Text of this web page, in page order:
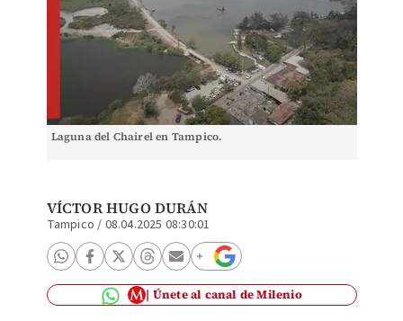
Laguna del Chairel en Tampico.
VÍCTOR HUGO DURÁN
Tampico / 08.04.2025 08:30:01
Únete al canal de Milenio